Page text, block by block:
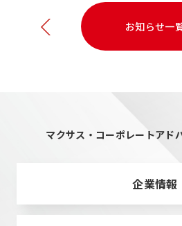
お知らせ一
マクサス・コーポレートアド
企業情報